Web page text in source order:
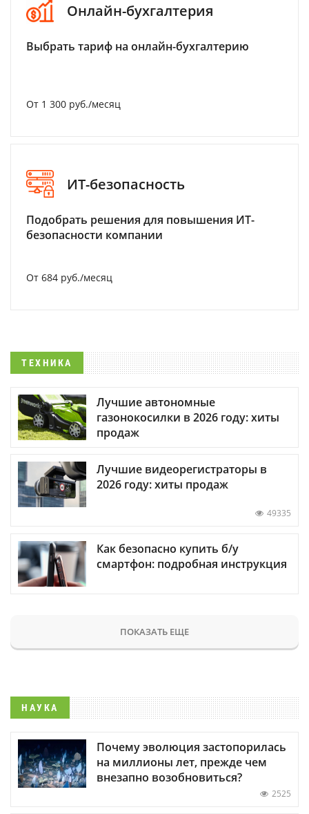
Онлайн-бухгалтерия
Выбрать тариф на онлайн-бухгалтерию
От 1 300 руб./месяц
ИТ-безопасность
Подобрать решения для повышения ИТ-
безопасности компании
От 684 руб./месяц
ТЕХНИКА
Лучшие автономные
газонокосилки в 2026 году: хиты
продаж
Лучшие видеорегистраторы в
2026 году: хиты продаж
49335
Как безопасно купить б/у
смартфон: подробная инструкция
ПОКАЗАТЬ ЕЩЕ
НАУКА
Почему эволюция застопорилась
на миллионы лет, прежде чем
внезапно возобновиться?
2525